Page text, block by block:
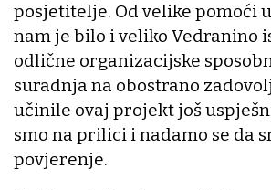
posjetitelje. Od velike pomoći
nam je bilo i veliko Vedranino
odlične organizacijske
suradnja na obostrano
učinile ovaj projekt još
smo na prilici i nadamo se da
povjerenje.